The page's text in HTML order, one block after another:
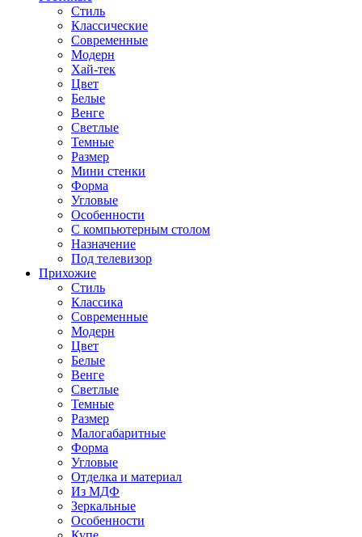
Стиль
Классические
Современные
Модерн
Хай-тек
Цвет
Белые
Венге
Светлые
Темные
Размер
Мини стенки
Форма
Угловые
Особенности
С компьютерным столом
Назначение
Под телевизор
Прихожие
Стиль
Классика
Современные
Модерн
Цвет
Белые
Венге
Светлые
Темные
Размер
Малогабаритные
Форма
Угловые
Отделка и материал
Из МДФ
Зеркальные
Особенности